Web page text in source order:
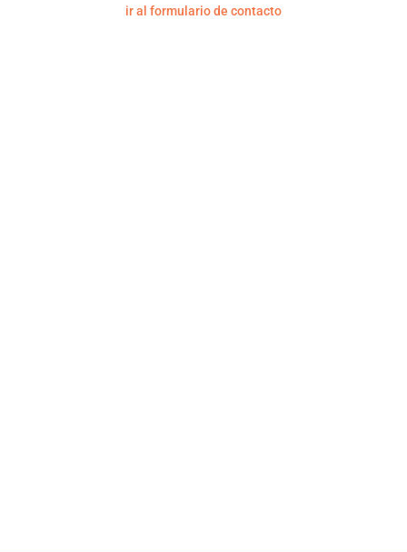
ir al formulario de contacto